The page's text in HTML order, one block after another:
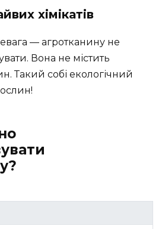
хімікатів
— агротканину не
Вона не містить
Такий собі екологічний